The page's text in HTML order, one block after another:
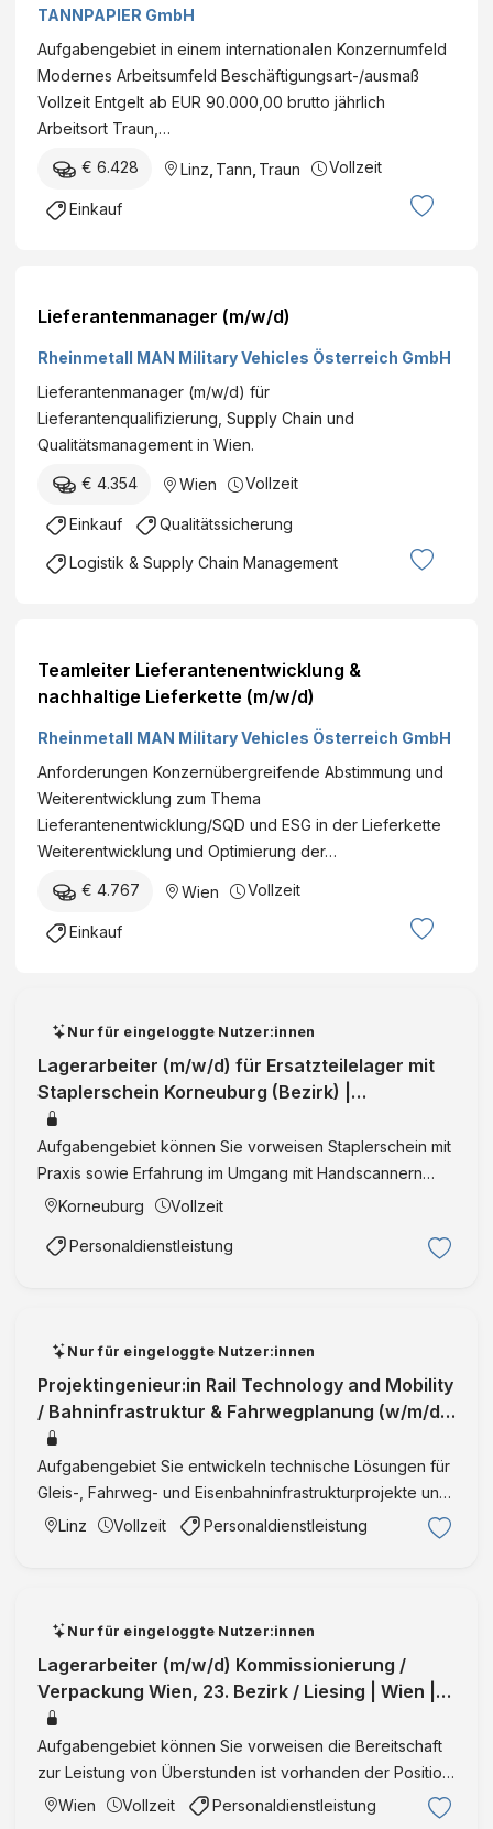
TANNPAPIER GmbH
Aufgabengebiet in einem internationalen Konzernumfeld
Modernes Arbeitsumfeld Beschäftigungsart-/ausmaß
Vollzeit Entgelt ab EUR 90.000,00 brutto jährlich
Arbeitsort Traun,…
€ 6.428 Linz Tann Traun Vollzeit
Einkauf
Lieferantenmanager (m/w/d)
Rheinmetall MAN Military Vehicles Österreich GmbH
Lieferantenmanager (m/w/d) für
Lieferantenqualifizierung, Supply Chain und
Qualitätsmanagement in Wien.
€ 4.354 Wien Vollzeit
Einkauf Qualitätssicherung
Logistik & Supply Chain Management
Teamleiter Lieferantenentwicklung &
nachhaltige Lieferkette (m/w/d)
Rheinmetall MAN Military Vehicles Österreich GmbH
Anforderungen Konzernübergreifende Abstimmung und
Weiterentwicklung zum Thema
Lieferantenentwicklung/SQD und ESG in der Lieferkette
Weiterentwicklung und Optimierung der…
€ 4.767 Wien Vollzeit
Einkauf
Nur für eingeloggte Nutzer:innen
Lagerarbeiter (m/w/d) für Ersatzteilelager mit
Staplerschein Korneuburg (Bezirk) |
Niederösterreich | Vollzeit | Integra
Aufgabengebiet können Sie vorweisen Staplerschein mit
Praxis sowie Erfahrung im Umgang mit Handscannern
bringen Sie mit die Bereitschaft für Überstunden zu
Deutschke …
Korneuburg Vollzeit
Personaldienstleistung
Nur für eingeloggte Nutzer:innen
Projektingenieur:in Rail Technology and Mobility
/ Bahninfrastruktur & Fahrwegplanung (w/m/d)
Planen Sie Infrastruktur,
Aufgabengebiet Sie entwickeln technische Lösungen für
Gleis-, Fahrweg- und Eisenbahninfrastrukturprojekte und
schaffen die Grundlage für nachhaltige Mobilität Sie
Linz Vollzeit Personaldienstleistung
Nur für eingeloggte Nutzer:innen
Lagerarbeiter (m/w/d) Kommissionierung /
Verpackung Wien, 23. Bezirk / Liesing | Wien |
Vollzeit | IntegrationID:36149
Aufgabengebiet können Sie vorweisen die Bereitschaft
zur Leistung von Überstunden ist vorhanden der Position
entsprechende Deutschkenntnisse in Wort und Schrift
Wien Vollzeit Personaldienstleistung